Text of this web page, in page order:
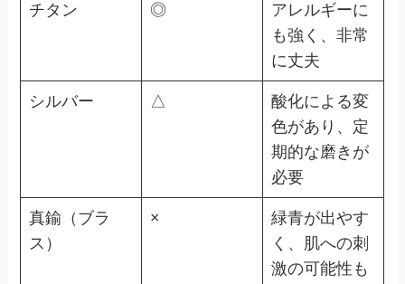
チタン ◎
アレルギーに
も強く、非常
に丈夫
シルバー △
酸化による変
色があり、定
期的な磨きが
必要
真鍮（ブラ
ス）
×
緑青が出やす
く、肌への刺
激の可能性も